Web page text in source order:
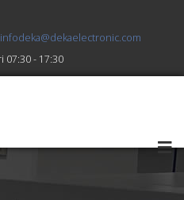
infodeka@dekaelectronic.com
07:30 - 17:30